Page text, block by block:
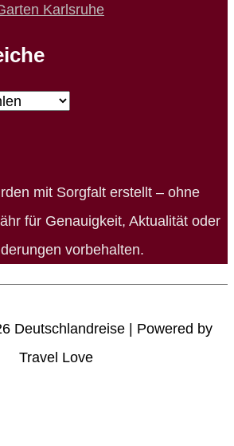
Karlsruhe
mit Sorgfalt erstellt – ohne
für Genauigkeit, Aktualität oder
vorbehalten.
Deutschlandreise | Powered by
Travel Love